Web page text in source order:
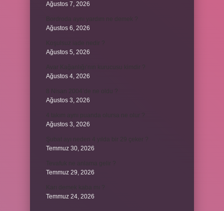
Ağustos 7, 2026
Ağustos 6, 2026
Ağustos 5, 2026
Ağustos 4, 2026
Ağustos 3, 2026
Ağustos 3, 2026
Temmuz 30, 2026
Temmuz 29, 2026
Temmuz 24, 2026